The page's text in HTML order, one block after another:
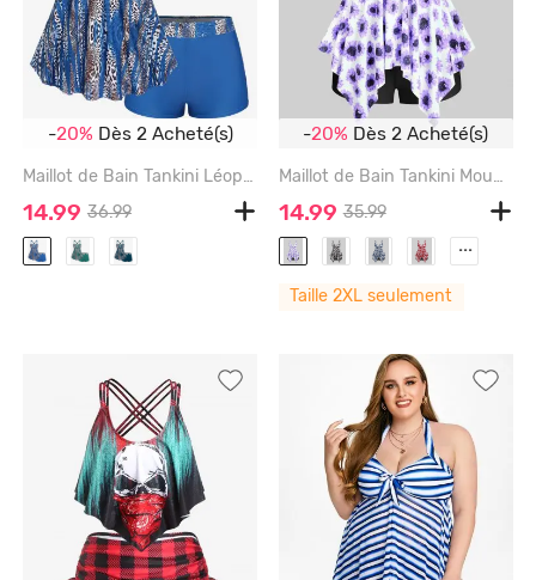
-20% Dès 2 Acheté(s)
Maillot de Bain Tankini Léopard Imprimé Tordu - DEEP BLUE - 1X | US 14-16
14.99 36.99
-20% Dès 2 Acheté(s)
Maillot de Bain Tankini Mouchoir Tournesol Imprimé Superposé de Grande Taille - PURPLE - 2X
14.99 35.99
...
Taille 2XL seulement